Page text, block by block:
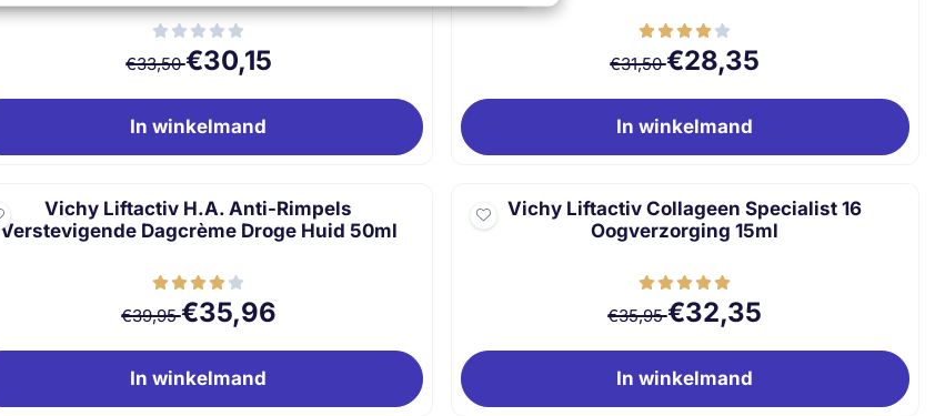
Van 33,50 voor 30,15
€33,50€30,15
In winkelmand
Van 31,50 voor 28,35
€31,50€28,35
In winkelmand
Vichy Liftactiv H.A. Anti-Rimpels
Verstevigende Dagcrème Droge Huid 50ml
Van 39,95 voor 35,96
€39,95€35,96
In winkelmand
Vichy Liftactiv Collageen Specialist 16
Oogverzorging 15ml
Van 35,95 voor 32,35
€35,95€32,35
In winkelmand